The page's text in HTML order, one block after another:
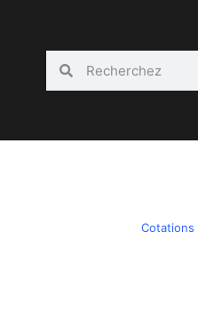
Cotations